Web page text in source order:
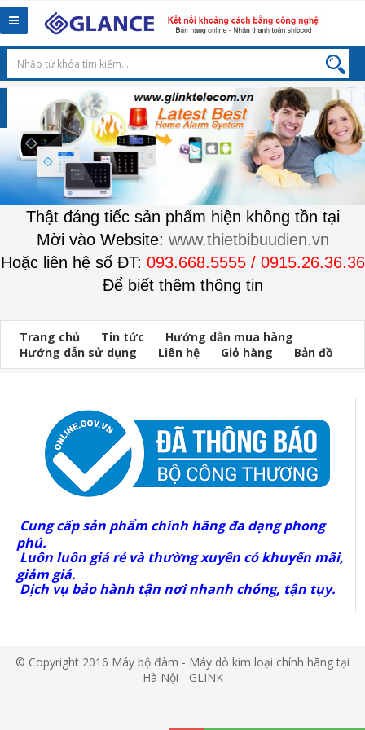
Toggle
navigation
Thật đáng tiếc sản phẩm hiện không tồn tại
Mời vào Website: www.thietbibuudien.vn
Hoặc liên hệ số ĐT: 093.668.5555 / 0915.26.36.36
Để biết thêm thông tin
Trang chủ Tin tức
Hướng dẫn mua hàng
Hướng dẫn sử dụng
Liên hệ Giỏ hàng Bản đồ
Cung cấp sản phẩm chính hãng đa dạng phong
phú.
Luôn luôn giá rẻ và thường xuyên có khuyến mãi,
giảm giá.
Dịch vụ bảo hành tận nơi nhanh chóng, tận tụy.
© Copyright 2016 Máy bộ đàm - Máy dò kim loại chính hãng tại
Hà Nội - GLINK